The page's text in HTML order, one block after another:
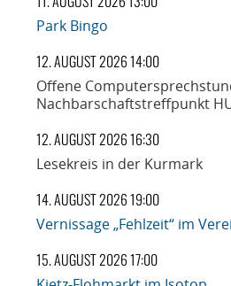
Park Bingo
12. AUGUST 2026 14:00
Offene
Nachbarschaftstreffpunkt
12. AUGUST 2026 16:30
Lesekreis in der Kurmark
14. AUGUST 2026 19:00
Vernissage „Fehlzeit“ im
15. AUGUST 2026 17:00